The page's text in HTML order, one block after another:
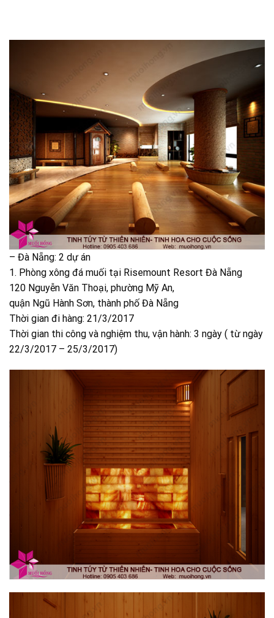
– Đà Nẵng: 2 dự án
1. Phòng xông đá muối tại Risemount Resort Đà Nẵng
120 Nguyễn Văn Thoại, phường Mỹ An,
quận Ngũ Hành Sơn, thành phố Đà Nẵng
Thời gian đi hàng: 21/3/2017
Thời gian thi công và nghiệm thu, vận hành: 3 ngày ( từ ngày
22/3/2017 – 25/3/2017)